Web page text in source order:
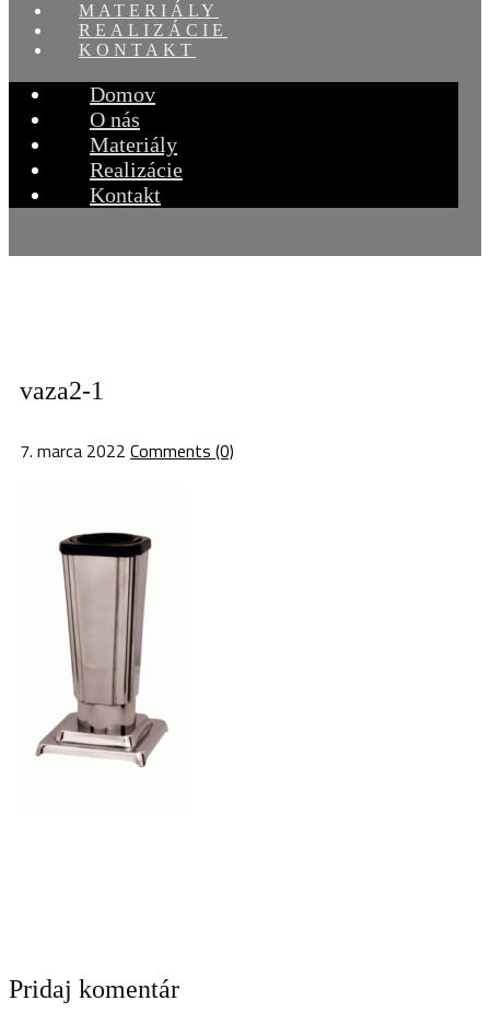
MATERIÁLY
REALIZÁCIE
KONTAKT
Domov
O nás
Materiály
Realizácie
Kontakt
vaza2-1
7. marca 2022 Comments (0)
Pridaj komentár